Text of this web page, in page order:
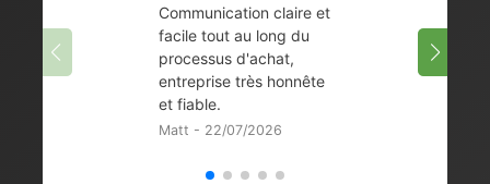
Communication claire et
facile tout au long du
processus d'achat,
entreprise très honnête
et fiable.
Matt - 22/07/2026